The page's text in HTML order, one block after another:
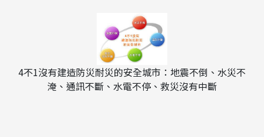
4不1沒有建造防災耐災的安全城市：地震不倒、水災不
淹、通訊不斷、水電不停、救災沒有中斷